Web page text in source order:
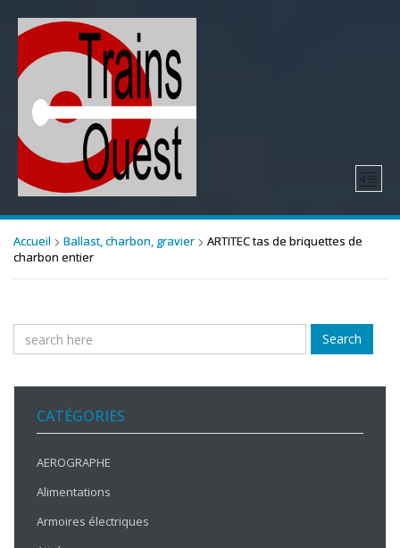
Accueil Ballast, charbon, gravier
ARTITEC tas de briquettes de
charbon entier
Search
CATÉGORIES
AEROGRAPHE
Alimentations
Armoires électriques